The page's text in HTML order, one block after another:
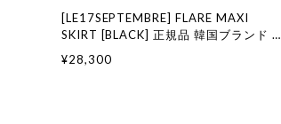
[LE17SEPTEMBRE] FLARE MAXI
SKIRT [BLACK] 正規品 韓国ブランド 韓
17 SEPTEMBRE ル 17 セプテンバー le
¥28,300